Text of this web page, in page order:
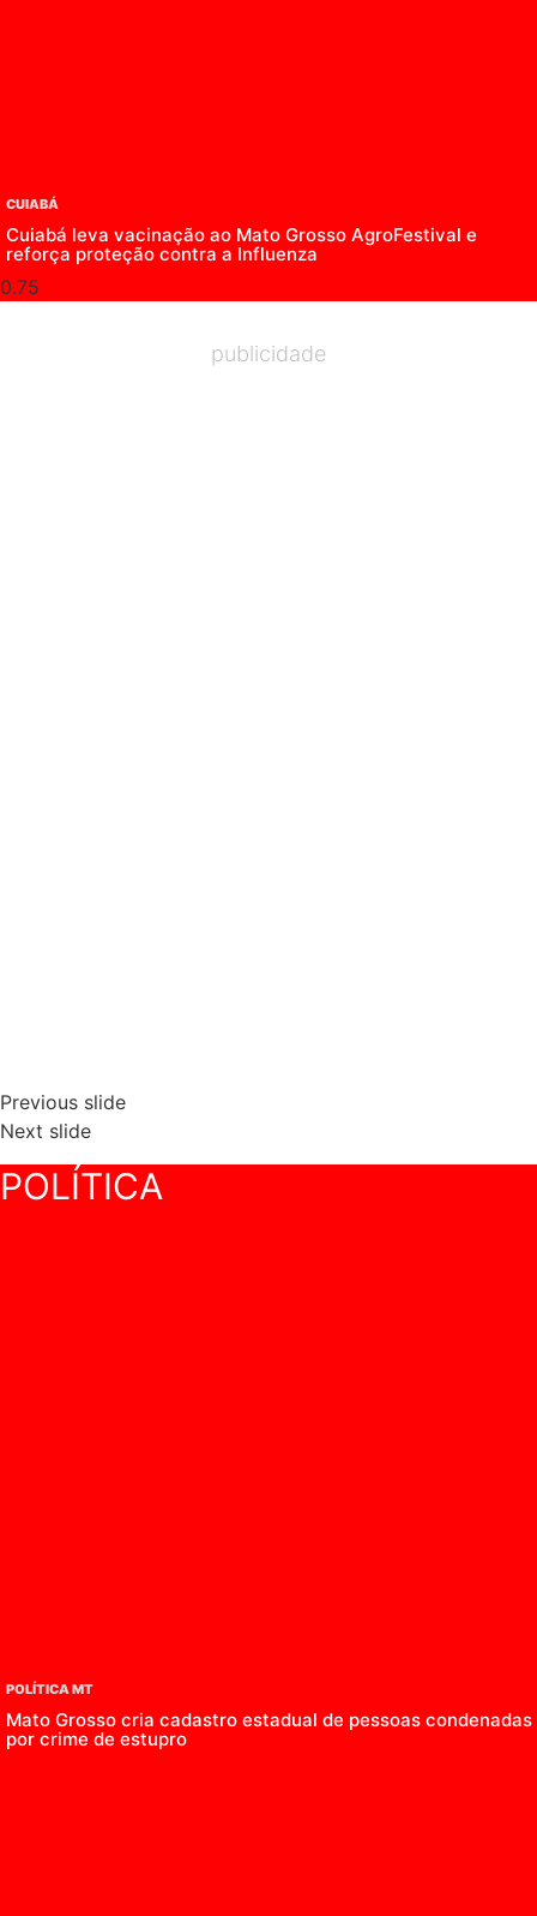
CUIABÁ
Cuiabá leva vacinação ao Mato Grosso AgroFestival e
reforça proteção contra a Influenza
publicidade
Previous slide
Next slide
POLÍTICA
POLÍTICA MT
Mato Grosso cria cadastro estadual de pessoas condenadas
por crime de estupro